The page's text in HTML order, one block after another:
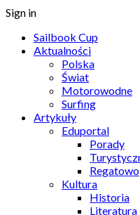
Sign in
Sailbook Cup
Aktualności
Polska
Świat
Motorowodne
Surfing
Artykuły
Eduportal
Porady
Regatowo
Kultura
Historia
Literatura